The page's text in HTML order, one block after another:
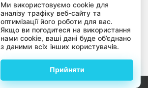
by kravatka.agency
Ми використовуємо cookie для
аналізу трафіку веб-сайту та
оптимізації його роботи для вас.
Якщо ви погодитеся на використання
нами cookie, ваші дані буде об’єднано
з даними всіх інших користувачів.
Прийняти